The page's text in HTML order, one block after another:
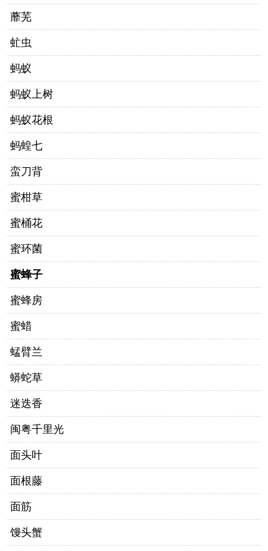
蘼芜
虻虫
蚂蚁
蚂蚁上树
蚂蚁花根
蚂蝗七
蛮刀背
蜜柑草
蜜桶花
蜜环菌
蜜蜂子
蜜蜂房
蜜蜡
蜢臂兰
蟒蛇草
迷迭香
闽粤千里光
面头叶
面根藤
面筋
馒头蟹